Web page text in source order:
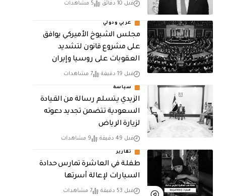
قبل 10 دقائق 5 مشاهدات
عربي ودولي
مجلس الشيوخ الأميركي يوافق
على مشروع قانون لتشديد
العقوبات على روسيا وإيران
قبل 19 دقيقة 7 مشاهدات
سياسة
الزيدي يتسلم رسالة من القيادة
السعودية تتضمن تجديد دعوته
لزيارة الرياض
قبل 49 دقيقة 9 مشاهدات
تقارير
طفلة في العاشرة تمارس حدادة
السيارات لإعالة أسرتها
قبل 53 دقيقة 7 مشاهدات